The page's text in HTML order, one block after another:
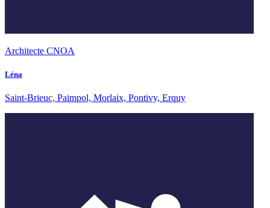
Architecte CNOA
Léna
Saint-Brieuc, Paimpol, Morlaix, Pontivy, Erquy